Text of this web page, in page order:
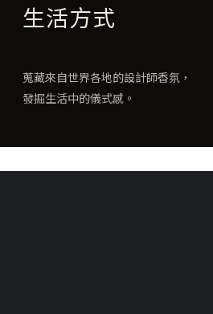
生活方式
蒐藏來自世界各地的設計師香氛，
發掘生活中的儀式感。